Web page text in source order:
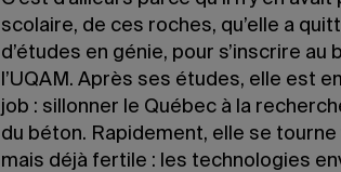
scolaire, de ces roches, qu’elle a
d’études en génie, pour s’inscrire
l’UQAM. Après ses études, elle est
job : sillonner le Québec à la
du béton. Rapidement, elle se
mais déjà fertile : les technolo­gies